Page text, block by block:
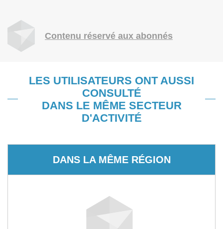
Contenu réservé aux abonnés
LES UTILISATEURS ONT AUSSI
CONSULTÉ
DANS LE MÊME SECTEUR
D'ACTIVITÉ
DANS LA MÊME RÉGION